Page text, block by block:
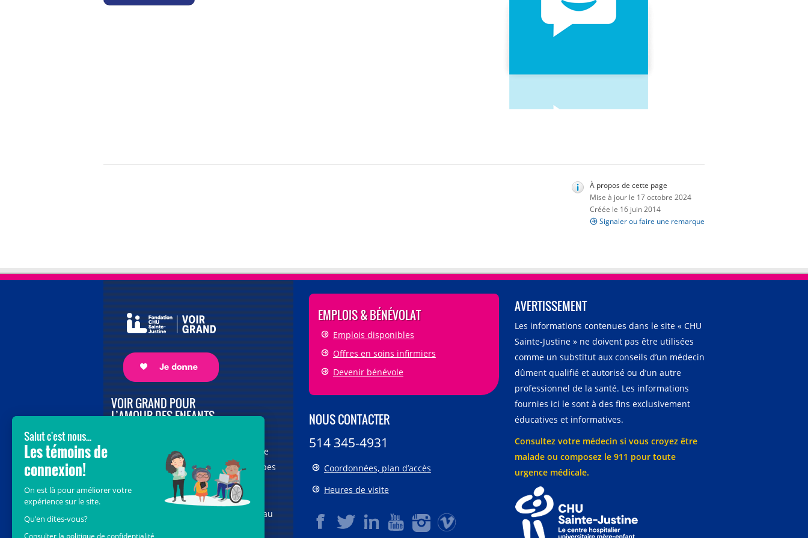
À propos de cette page
Mise à jour le 17 octobre 2024
Créée le 16 juin 2014
Signaler ou faire une remarque
VOIR GRAND POUR
L’AMOUR DES ENFANTS
vous au cœur de la campagne majeure
Voir Grand, nous conduisons les équipes
soignantes vers les opportunités de la
science et des nouvelles technologies
pour que chaque enfant, où qu’il soit au
EMPLOIS & BÉNÉVOLAT
Emplois disponibles
Offres en soins infirmiers
Devenir bénévole
NOUS CONTACTER
514 345-4931
Coordonnées, plan d’accès
Heures de visite
AVERTISSEMENT
Les informations contenues dans le site « CHU
Sainte-Justine » ne doivent pas être utilisées
comme un substitut aux conseils d’un médecin
dûment qualifié et autorisé ou d’un autre
professionnel de la santé. Les informations
fournies ici le sont à des fins exclusivement
éducatives et informatives.
Consultez votre médecin si vous croyez être
malade ou composez le 911 pour toute
urgence médicale.